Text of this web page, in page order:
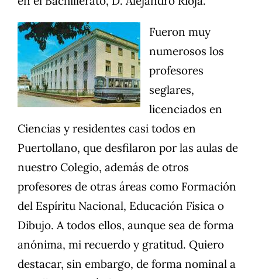
Fueron muy
numerosos los
profesores
seglares,
licenciados en
Ciencias y residentes casi todos en
Puertollano, que desfilaron por las aulas de
nuestro Colegio, además de otros
profesores de otras áreas como Formación
del Espíritu Nacional, Educación Física o
Dibujo. A todos ellos, aunque sea de forma
anónima, mi recuerdo y gratitud. Quiero
destacar, sin embargo, de forma nominal a